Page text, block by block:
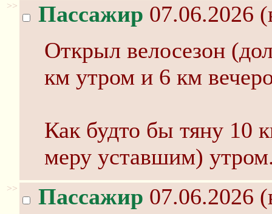
>> Пассажир 07.06.2026
Открыл велосезон
км утром и 6 км
Как будто бы тяну 10
меру уставшим)
>> Пассажир 07.06.2026